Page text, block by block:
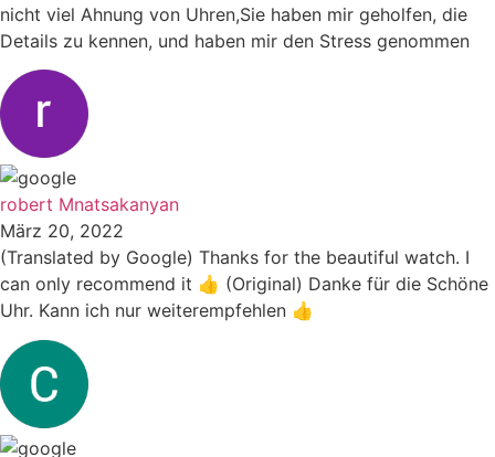
nicht viel Ahnung von Uhren,Sie haben mir geholfen, die
Details zu kennen, und haben mir den Stress genommen
robert Mnatsakanyan
März 20, 2022
(Translated by Google) Thanks for the beautiful watch. I
can only recommend it 👍 (Original) Danke für die Schöne
Uhr. Kann ich nur weiterempfehlen 👍